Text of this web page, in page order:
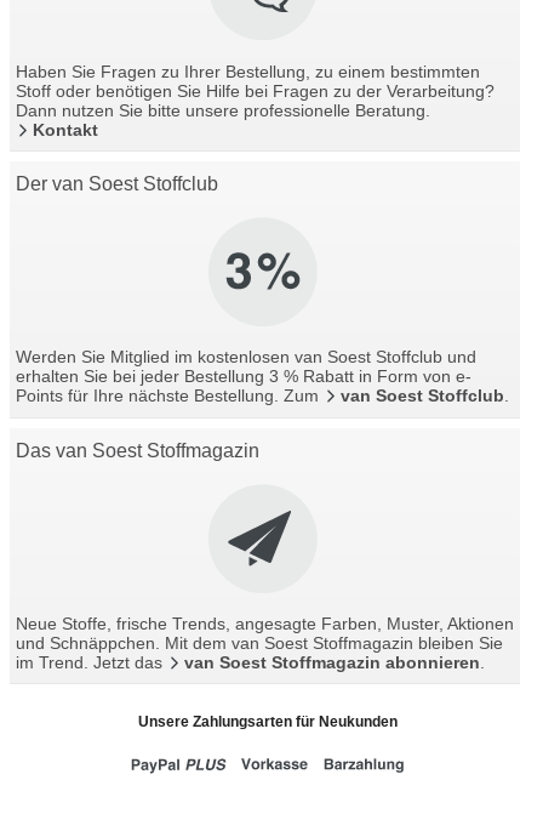
Haben Sie Fragen zu Ihrer Bestellung, zu einem bestimmten
Stoff oder benötigen Sie Hilfe bei Fragen zu der Verarbeitung?
Dann nutzen Sie bitte unsere professionelle Beratung.
Kontakt
Der van Soest Stoffclub
Werden Sie Mitglied im kostenlosen van Soest Stoffclub und
erhalten Sie bei jeder Bestellung 3 % Rabatt in Form von e-
Points für Ihre nächste Bestellung. Zum
van Soest Stoffclub.
Das van Soest Stoffmagazin
Neue Stoffe, frische Trends, angesagte Farben, Muster, Aktionen
und Schnäppchen. Mit dem van Soest Stoffmagazin bleiben Sie
im Trend. Jetzt das
van Soest Stoffmagazin abonnieren.
Unsere Zahlungsarten für Neukunden